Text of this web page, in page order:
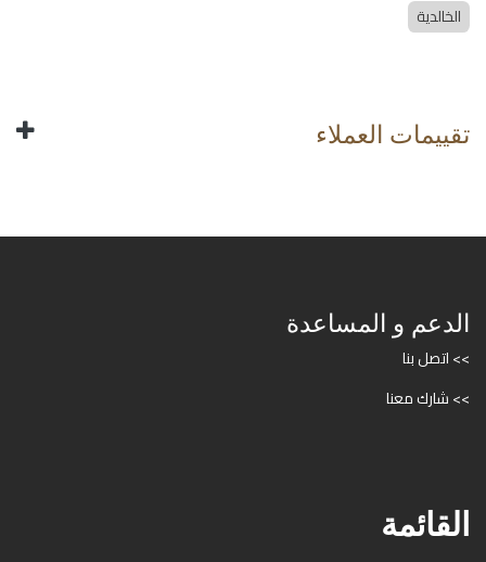
الخالدية
تقييمات العملاء
الدعم و المساعدة
>> اتصل بنا
>> شارك معنا
القائمة